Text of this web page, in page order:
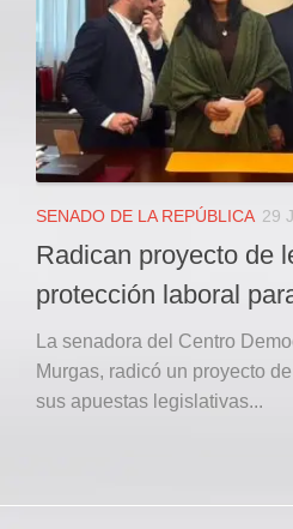
SENADO DE LA REPÚBLICA 29
Radican proyecto de
protección laboral
La senadora del Centro
Murgas, radicó un proyecto
sus apuestas legislativas...